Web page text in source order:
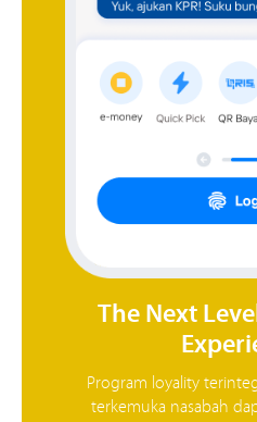
The Next
Program loyality
terkemuka nasabah